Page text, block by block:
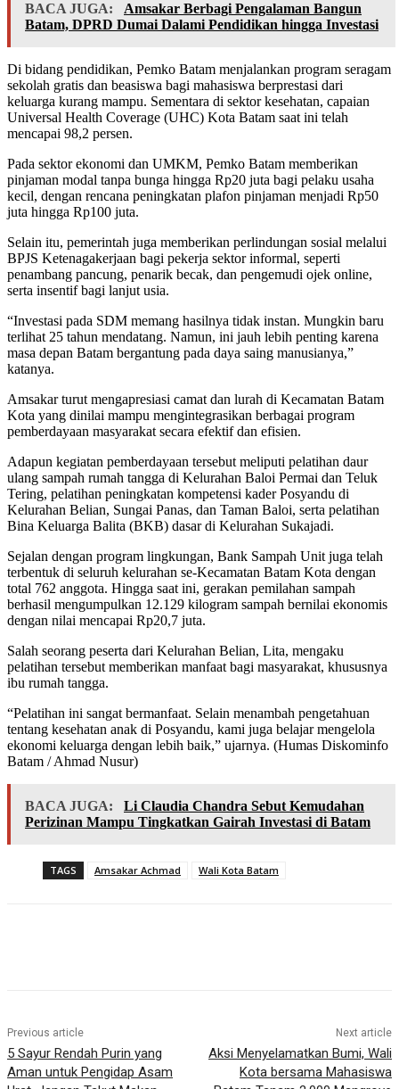
BACA JUGA:
Amsakar Berbagi Pengalaman Bangun
Batam, DPRD Dumai Dalami Pendidikan hingga Investasi
Di bidang pendidikan, Pemko Batam menjalankan program seragam
sekolah gratis dan beasiswa bagi mahasiswa berprestasi dari
keluarga kurang mampu. Sementara di sektor kesehatan, capaian
Universal Health Coverage (UHC) Kota Batam saat ini telah
mencapai 98,2 persen.
Pada sektor ekonomi dan UMKM, Pemko Batam memberikan
pinjaman modal tanpa bunga hingga Rp20 juta bagi pelaku usaha
kecil, dengan rencana peningkatan plafon pinjaman menjadi Rp50
juta hingga Rp100 juta.
Selain itu, pemerintah juga memberikan perlindungan sosial melalui
BPJS Ketenagakerjaan bagi pekerja sektor informal, seperti
penambang pancung, penarik becak, dan pengemudi ojek online,
serta insentif bagi lanjut usia.
“Investasi pada SDM memang hasilnya tidak instan. Mungkin baru
terlihat 25 tahun mendatang. Namun, ini jauh lebih penting karena
masa depan Batam bergantung pada daya saing manusianya,”
katanya.
Amsakar turut mengapresiasi camat dan lurah di Kecamatan Batam
Kota yang dinilai mampu mengintegrasikan berbagai program
pemberdayaan masyarakat secara efektif dan efisien.
Adapun kegiatan pemberdayaan tersebut meliputi pelatihan daur
ulang sampah rumah tangga di Kelurahan Baloi Permai dan Teluk
Tering, pelatihan peningkatan kompetensi kader Posyandu di
Kelurahan Belian, Sungai Panas, dan Taman Baloi, serta pelatihan
Bina Keluarga Balita (BKB) dasar di Kelurahan Sukajadi.
Sejalan dengan program lingkungan, Bank Sampah Unit juga telah
terbentuk di seluruh kelurahan se-Kecamatan Batam Kota dengan
total 762 anggota. Hingga saat ini, gerakan pemilahan sampah
berhasil mengumpulkan 12.129 kilogram sampah bernilai ekonomis
dengan nilai mencapai Rp20,7 juta.
Salah seorang peserta dari Kelurahan Belian, Lita, mengaku
pelatihan tersebut memberikan manfaat bagi masyarakat, khususnya
ibu rumah tangga.
“Pelatihan ini sangat bermanfaat. Selain menambah pengetahuan
tentang kesehatan anak di Posyandu, kami juga belajar mengelola
ekonomi keluarga dengan lebih baik,” ujarnya. (Humas Diskominfo
Batam / Ahmad Nusur)
BACA JUGA:
Li Claudia Chandra Sebut Kemudahan
Perizinan Mampu Tingkatkan Gairah Investasi di Batam
TAGS Amsakar Achmad Wali Kota Batam
Previous article
5 Sayur Rendah Purin yang
Aman untuk Pengidap Asam
Next article
Aksi Menyelamatkan Bumi, Wali
Kota bersama Mahasiswa